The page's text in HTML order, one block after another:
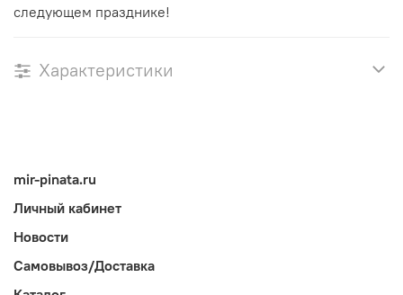
следующем празднике!
Характеристики
mir-pinata.ru
Личный кабинет
Новости
Самовывоз/Доставка